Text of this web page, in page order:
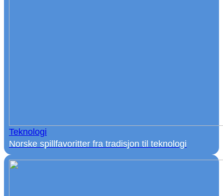
Teknologi
Norske spillfavoritter fra tradisjon til teknologi